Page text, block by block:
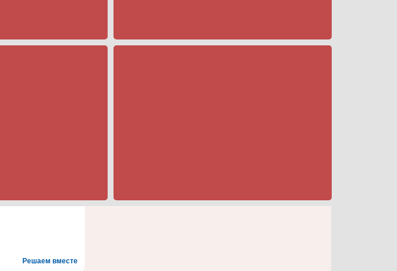
Решаем вместе